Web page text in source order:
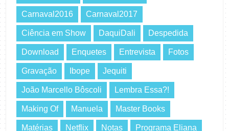
Carnaval2016 Carnaval2017
Ciência em Show DaquiDali Despedida
Download Enquetes Entrevista Fotos
Gravação Ibope Jequiti
João Marcello Bôscoli Lembra Essa?!
Making Of Manuela Master Books
Matérias Netflix Notas Programa Eliana